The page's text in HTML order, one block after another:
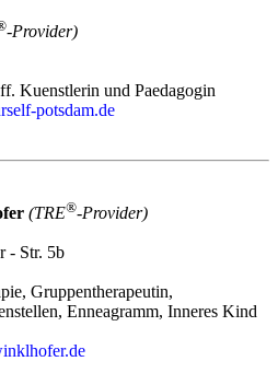
‑Provider)
Kuenstlerin und Paedagogin
potsdam.de
(TRE®‑Provider)
- Str. 5b
Gruppentherapeutin,
Enneagramm, Inneres Kind